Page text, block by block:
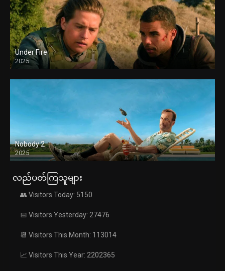
Under Fire
2025
Nobody 2
2025
လည်ပတ်ကြသူများ
👥 Visitors Today: 5150
📅 Visitors Yesterday: 27476
📆 Visitors This Month: 113014
📈 Visitors This Year: 2202365